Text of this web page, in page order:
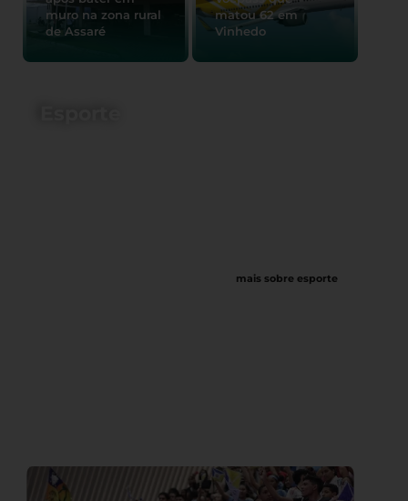
muro na zona rural
de Assaré
matou 62 em
Vinhedo
mais sobre esporte